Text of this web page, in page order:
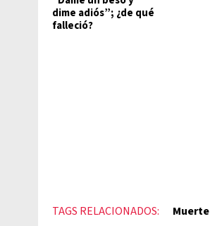
dime adiós”; ¿de qué
falleció?
TAGS RELACIONADOS: Muerte